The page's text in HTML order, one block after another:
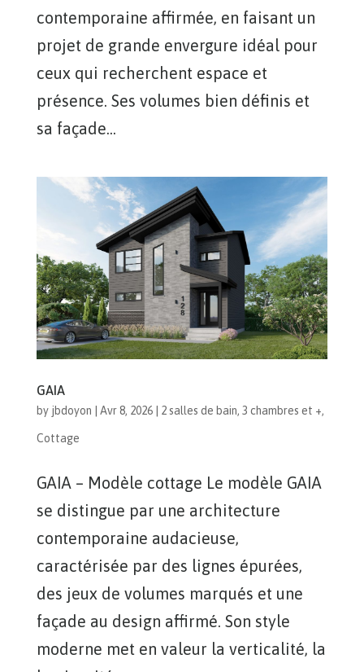
contemporaine affirmée, en faisant un
projet de grande envergure idéal pour
ceux qui recherchent espace et
présence. Ses volumes bien définis et
sa façade...
GAIA
by jbdoyon Avr 8, 2026| 2 salles de bain, 3 chambres et +,
Cottage
GAIA – Modèle cottage Le modèle GAIA
se distingue par une architecture
contemporaine audacieuse,
caractérisée par des lignes épurées,
des jeux de volumes marqués et une
façade au design affirmé. Son style
moderne met en valeur la verticalité, la